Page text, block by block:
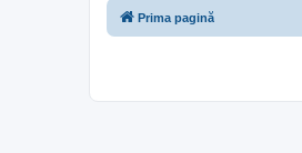
Prima pagină